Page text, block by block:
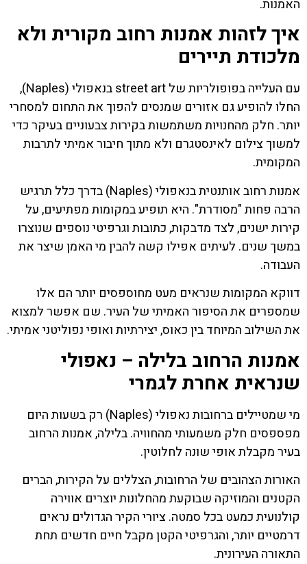
האמנות.
איך לזהות אמנות רחוב מקורית ולא
מלכודת תיירים
עם העלייה בפופולריות של street art בנאפולי (Naples),
החלו להופיע גם אזורים שמנסים להפוך את התחום למסחרי
יותר. חלק מהחנויות משתמשות בקירות צבעוניים בעיקר כדי
למשוך צילום לאינסטגרם ולא מתוך חיבור אמיתי לתרבות
המקומית.
אמנות רחוב אותנטית בנאפולי (Naples) בדרך כלל תרגיש
הרבה פחות "מסודרת". היא תופיע במקומות מפתיעים, על
קירות ישנים, לצד מדבקות, כתובות וגרפיטי נוספים שנוצרו
במשך שנים. לעיתים אפילו קשה להבין מי האמן שיצר את
העבודה.
דווקא המקומות שנראים מעט מחוספסים יותר הם אלו
שמספרים את הסיפור האמיתי של העיר. שם אפשר למצוא
את השילוב המיוחד בין כאוס, יצירתיות ואופי נפוליטני אמיתי.
אמנות הרחוב בלילה – נאפולי
שנראית אחרת לגמרי
מי שמטיילים ברחובות נאפולי (Naples) רק בשעות היום
מפספסים חלק משמעותי מהחוויה. בלילה, אמנות הרחוב
בעיר מקבלת אופי שונה לחלוטין.
האורות הצהובים של הרחובות, הצללים על הקירות, הברים
הקטנים והמוזיקה שבוקעת מהחלונות יוצרים אווירה
קולנועית כמעט בכל סמטה. ציורי הקיר הגדולים נראים
דרמטיים יותר, והגרפיטי הקטן מקבל חיים חדשים תחת
התאורה העירונית.